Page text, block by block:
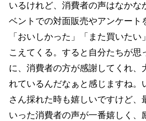
いるけれど、消費者の声はなかな
ベントでの対面販売やアンケート
「おいしかった」「また買いたい
こえてくる。すると自分たちが思
に、消費者の方が感謝してくれ、
れているんだなぁと感じますね。
さん採れた時も嬉しいですけど、
いった消費者の声が一番嬉しく、